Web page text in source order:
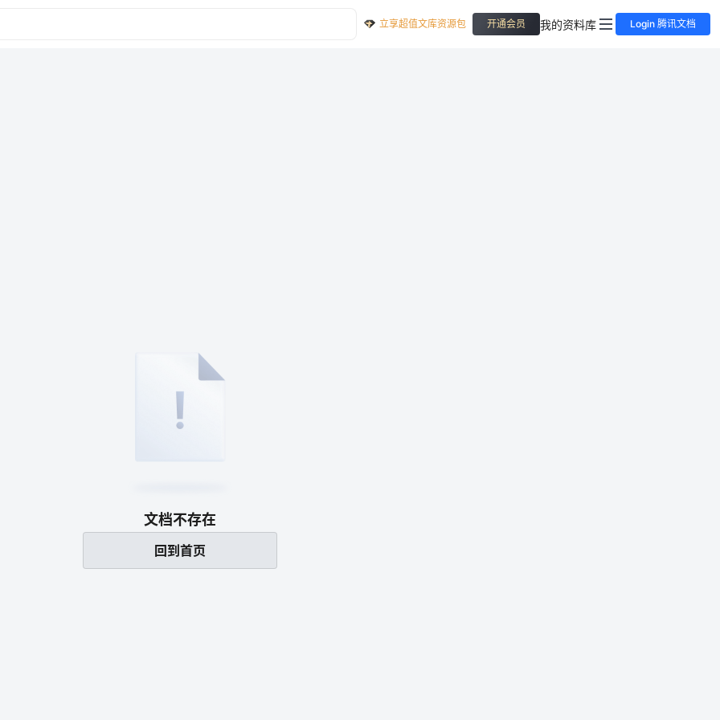
立享超值文库资源包 开通会员 我的资料库 Login 腾讯文档
文档不存在
回到首页